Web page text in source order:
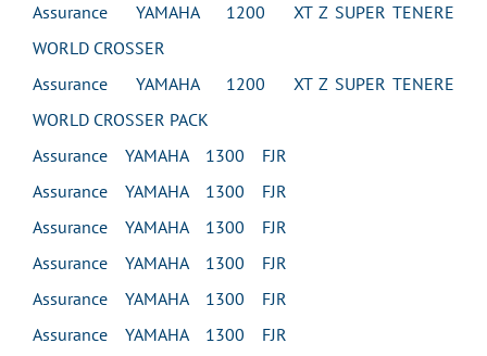
Assurance YAMAHA 1200 XT Z SUPER TENERE
WORLD CROSSER
Assurance YAMAHA 1200 XT Z SUPER TENERE
WORLD CROSSER PACK
Assurance YAMAHA 1300 FJR
Assurance YAMAHA 1300 FJR
Assurance YAMAHA 1300 FJR
Assurance YAMAHA 1300 FJR
Assurance YAMAHA 1300 FJR
Assurance YAMAHA 1300 FJR